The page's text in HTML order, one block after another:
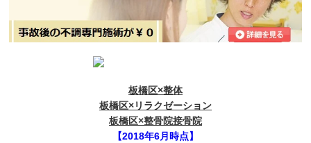
板橋区×整体
板橋区×リラクゼーション
板橋区×整骨院接骨院
【2018年6月時点】